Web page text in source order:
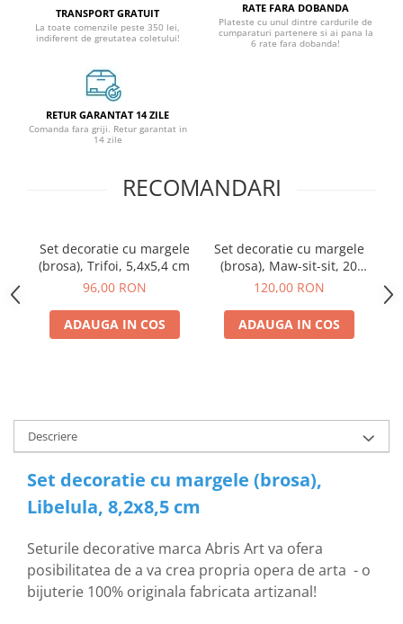
TRANSPORT GRATUIT
La toate comenzile peste 350 lei,
indiferent de greutatea coletului!
RATE FARA DOBANDA
Plateste cu unul dintre cardurile de
cumparaturi partenere si ai pana la
6 rate fara dobanda!
RETUR GARANTAT 14 ZILE
Comanda fara griji. Retur garantat in
14 zile
RECOMANDARI
Set decoratie cu margele
(brosa), Trifoi, 5,4x5,4 cm
96,00 RON
ADAUGA IN COS
Set decoratie cu margele
(brosa), Maw-sit-sit, 20
culori, 4,8x6,5 cm
120,00 RON
ADAUGA IN COS
Descriere
Set decoratie cu margele (brosa),
Libelula, 8,2x8,5 cm
Seturile decorative marca Abris Art va ofera
posibilitatea de a va crea propria opera de arta - o
bijuterie 100% originala fabricata artizanal!